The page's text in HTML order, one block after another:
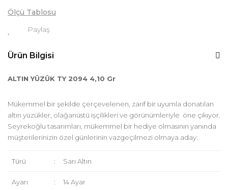
Ölçü Tablosu
Paylaş
Ürün Bilgisi
ALTIN YÜZÜK TY 2094 4,10 Gr
Mükemmel bir şekilde çerçevelenen, zarif bir uyumla donatılan
altın yüzükler, olağanüstü işçilikleri ve görünümleriyle öne çıkıyor.
Seyrekoğlu tasarımları, mükemmel bir hediye olmasının yanında
müşterilerinizin özel günlerinin vazgeçilmezi olmaya aday.
Türü : Sarı Altın
Ayarı : 14 Ayar